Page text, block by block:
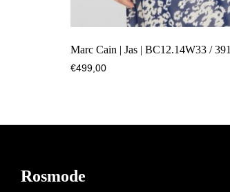
Marc Cain | Jas | BC12.14W33 / 391
€499,00
Footer
Rosmode